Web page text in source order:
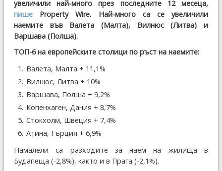
увеличили най-много през последните 12 месеца,
пише Property Wire. Най-много са се увеличили
наемите във Валета (Малта), Вилнюс (Литва) и
Варшава (Полша).
ТОП-6 на европейските столици по ръст на наемите:
Валета, Малта + 11,1%
Вилнюс, Литва + 10%
Варшава, Полша + 9,2%
Копенхаген, Дания + 8,7%
Стокхолм, Швеция + 7,4%
Атина, Гърция + 6,9%
Намалели са разходите за наем на жилища в
Будапеща (-2,8%), както и в Прага (-2,1%).